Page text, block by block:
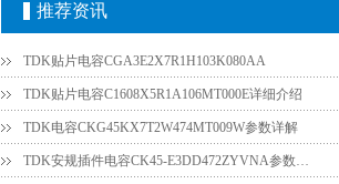
推荐资讯
TDK贴片电容CGA3E2X7R1H103K080AA
TDK贴片电容C1608X5R1A106MT000E详细介绍
TDK电容CKG45KX7T2W474MT009W参数详解
TDK安规插件电容CK45-E3DD472ZYVNA参数详解